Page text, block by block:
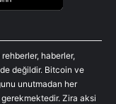
haberler,
değildir. Bitcoin ve
unutmadan her
gerekmektedir. Zira aksi